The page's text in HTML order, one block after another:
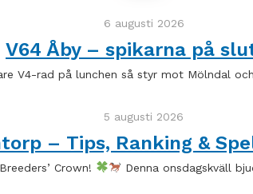
6 augusti 2026
V64 Åby – spikarna på
V4-rad på lunchen så styr mot Mölndal
5 augusti 2026
– Tips, Ranking &
Crown! Denna onsdagskväll